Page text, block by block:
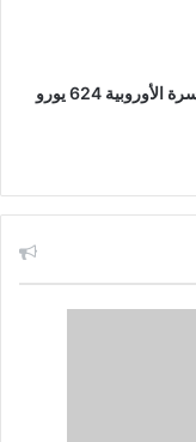
الأطعمة المجمدة توفر للأسرة الأوروبية 624 يورو